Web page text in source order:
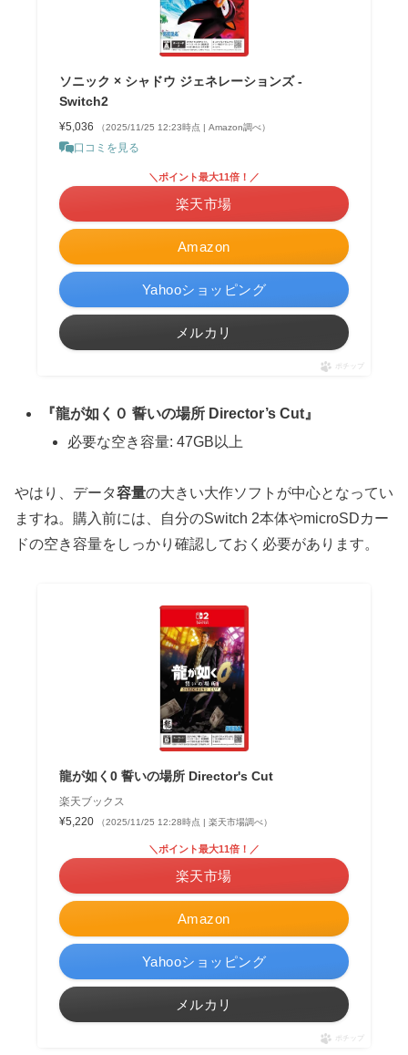
ソニック × シャドウ ジェネレーションズ -
Switch2
¥5,036 （2025/11/25 12:23時点 | Amazon調べ）
口コミを見る
Amazon
＼ポイント最大11倍！／
楽天市場
Yahooショッピング
メルカリ
ポチップ
『龍が如く０ 誓いの場所 Director’s Cut』
必要な空き容量: 47GB以上
やはり、データ容量の大きい大作ソフトが中心となってい
ますね。購入前には、自分のSwitch 2本体やmicroSDカー
ドの空き容量をしっかり確認しておく必要があります。
龍が如く0 誓いの場所 Director's Cut
楽天ブックス
¥5,220
（2025/11/25 12:28時点 | 楽天市場調べ）
Amazon
＼ポイント最大11倍！／
楽天市場
Yahooショッピング
メルカリ
ポチップ